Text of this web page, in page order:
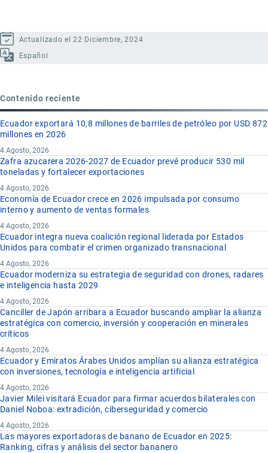
Actualizado el 22 Diciembre, 2024
Español
Contenido reciente
Ecuador exportará 10,8 millones de barriles de petróleo por USD 872
millones en 2026
4 Agosto, 2026
Zafra azucarera 2026-2027 de Ecuador prevé producir 530 mil
toneladas y fortalecer exportaciones
4 Agosto, 2026
Economía de Ecuador crece en 2026 impulsada por consumo
interno y aumento de ventas formales
4 Agosto, 2026
Ecuador integra nueva coalición regional liderada por Estados
Unidos para combatir el crimen organizado transnacional
4 Agosto, 2026
Ecuador moderniza su estrategia de seguridad con drones, radares
e inteligencia hasta 2029
4 Agosto, 2026
Canciller de Japón arribara a Ecuador buscando ampliar la alianza
estratégica con comercio, inversión y cooperación en minerales
críticos
4 Agosto, 2026
Ecuador y Emiratos Árabes Unidos amplían su alianza estratégica
con inversiones, tecnología e inteligencia artificial
4 Agosto, 2026
Javier Milei visitará Ecuador para firmar acuerdos bilaterales con
Daniel Noboa: extradición, ciberseguridad y comercio
4 Agosto, 2026
Las mayores exportadoras de banano de Ecuador en 2025:
Ranking, cifras y análisis del sector bananero